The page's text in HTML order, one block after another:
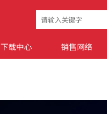
下载中心 销售网络